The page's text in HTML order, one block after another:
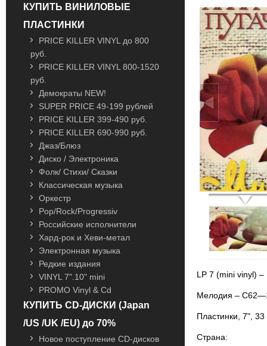
КУПИТЬ ВИНИЛОВЫЕ
ПЛАСТИНКИ
PRICE KILLER VINYL до 800
руб.
PRICE KILLER VINYL 800-1520
руб.
Демократы NEW!
SUPER PRICE 49-199 рублей
PRICE KILLER 399-490 руб.
PRICE KILLER 690-990 руб.
Джаз/Блюз
Диско / Электроника
Фолк/ Стихи/ Сказки
Классическая музыка
Оркестр
Pop/Rock/Progressiv
Российские исполнители
Хард-рок и Хеви-метал
Электронная музыка
Редкие издания
VINYL 7".10" mini
PROMO Vinyl & Cd
КУПИТЬ CD-ДИСКИ (Japan
/US /UK /EU) до 70%
Новое поступление CD-дисков
LP 7 (mini vinyl)
Мелодия –
Пластинки, 7",
Страна: